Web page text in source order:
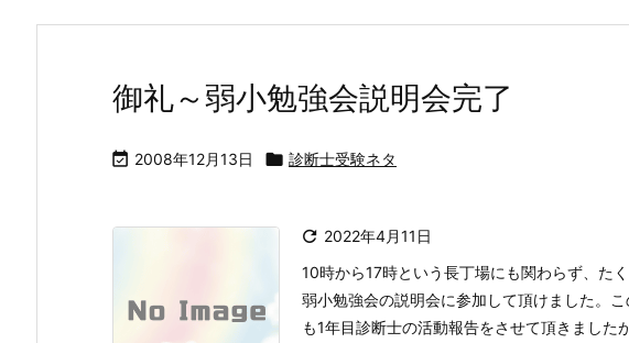
御礼～弱小勉強会説明会完了
 2008年12月13日  診断士受験ネタ
 2022年4月11日
10時から17時という長丁場にも関わらず、た
弱小勉強会の説明会に参加して頂けました。
も1年目診断士の活動報告をさせて頂きましたが